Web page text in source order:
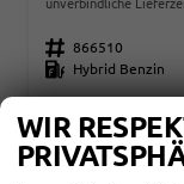
unverbindliche
Fahrzeugnr. 866510
Kraftstoff
Hybrid Benzin
incl. 19% MwSt.
WIR